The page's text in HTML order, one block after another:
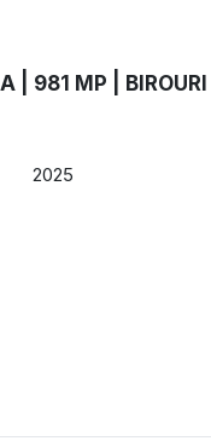
| 981 MP | BIROURI |
2025